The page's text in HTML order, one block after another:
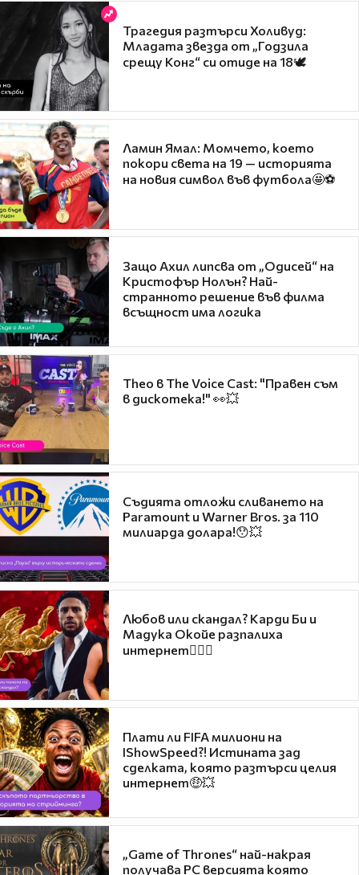
Трагедия разтърси Холивуд:
Младата звезда от „Годзила
срещу Конг“ си отиде на 18🕊️
Ламин Ямал: Момчето, което
покори света на 19 — историята
на новия символ във футбола🤩⚽
Защо Ахил липсва от „Одисей“ на
Кристофър Нолън? Най-
странното решение във филма
всъщност има логика
Theo в The Voice Cast: "Правен съм
в дискотека!" 👀💥
Съдията отложи сливането на
Paramount и Warner Bros. за 110
милиарда долара!😯💥
Любов или скандал? Карди Би и
Мадука Окойе разпалиха
интернет❤️‍🔥🔥
Плати ли FIFA милиони на
IShowSpeed?! Истината зад
сделката, която разтърси целия
интернет🤑💥
„Game of Thrones“ най-накрая
получава PC версията която